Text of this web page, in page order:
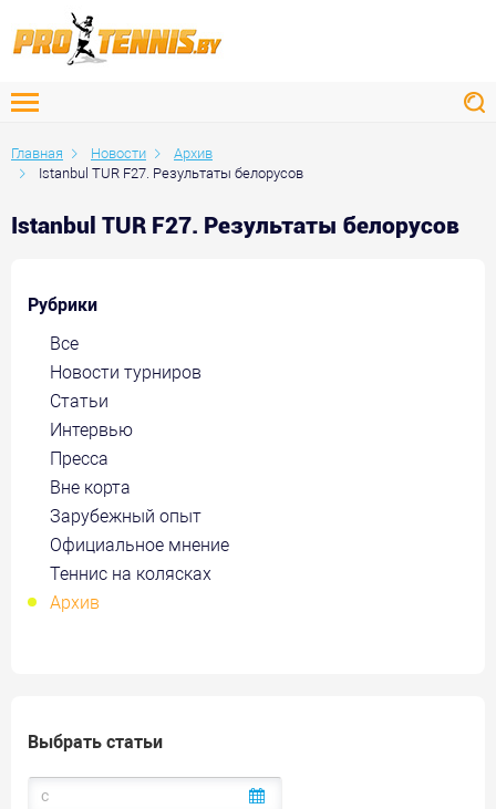
Главная Новости
Архив
Istanbul TUR F27. Результаты белорусов
Istanbul TUR F27. Результаты белорусов
Рубрики
Все
Новости турниров
Статьи
Интервью
Пресса
Вне корта
Зарубежный опыт
Официальное мнение
Теннис на колясках
Архив
Выбрать статьи